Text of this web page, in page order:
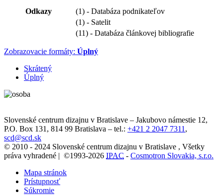
Odkazy
(1) - Databáza podnikateľov
(1) - Satelit
(11) - Databáza článkovej bibliografie
Zobrazovacie formáty: Úplný
Skrátený
Úplný
Slovenské centrum dizajnu v Bratislave – Jakubovo námestie 12,
P.O. Box 131, 814 99 Bratislava – tel.: +421 2 2047 7311 ,
scd@scd.sk
© 2010 - 2024 Slovenské centrum dizajnu v Bratislave , Všetky
práva vyhradené | ©1993-2026 IPAC - Cosmotron Slovakia, s.r.o.
Mapa stránok
Prístupnosť
Súkromie